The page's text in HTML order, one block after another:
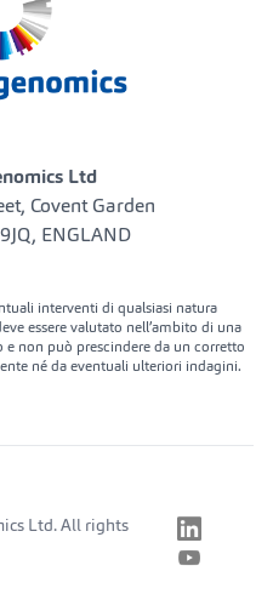
Ltd
Covent Garden
ENGLAND
interventi di qualsiasi natura
essere valutato nell’ambito di una
non può prescindere da un corretto
né da eventuali ulteriori indagini.
Ltd. All rights